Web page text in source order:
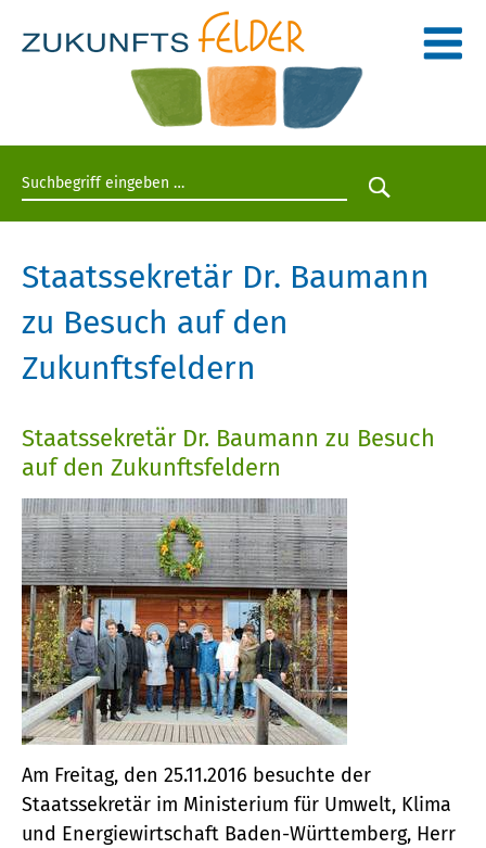
Suchbegriff eingeben
Suche
Staatssekretär Dr. Baumann
zu Besuch auf den
Zukunftsfeldern
Staatssekretär Dr. Baumann zu Besuch
auf den Zukunftsfeldern
Am Freitag, den 25.11.2016 besuchte der
Staatssekretär im Ministerium für Umwelt, Klima
und Energiewirtschaft Baden-Württemberg, Herr